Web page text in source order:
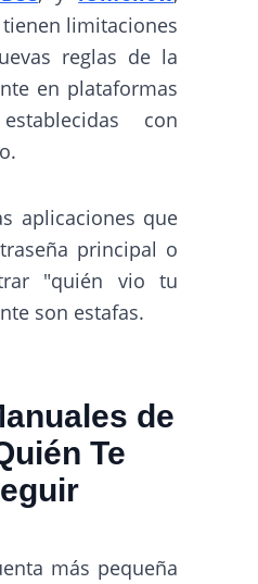
limitaciones
reglas de la
en plataformas
con
aplicaciones que
principal o
"quién vio tu
son estafas.
de
Te
más pequeña